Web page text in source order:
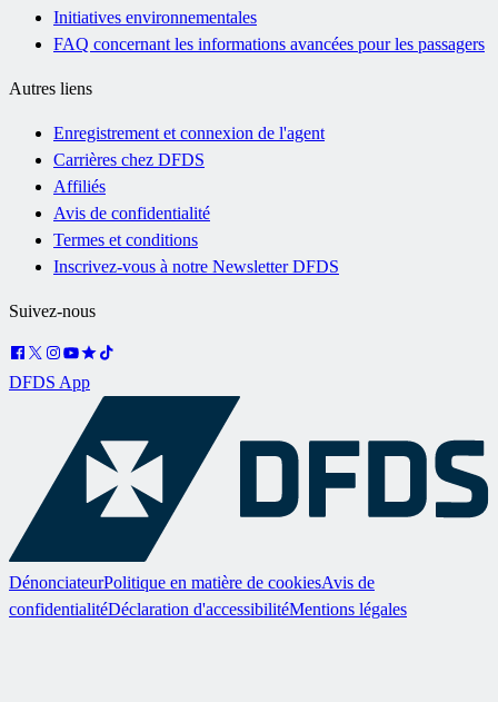
Initiatives environnementales
FAQ concernant les informations avancées pour les passagers
Autres liens
Enregistrement et connexion de l'agent
Carrières chez DFDS
Affiliés
Avis de confidentialité
Termes et conditions
Inscrivez-vous à notre Newsletter DFDS
Suivez-nous
DFDS App
DénonciateurPolitique en matière de cookiesAvis de
confidentialitéDéclaration d'accessibilitéMentions légales